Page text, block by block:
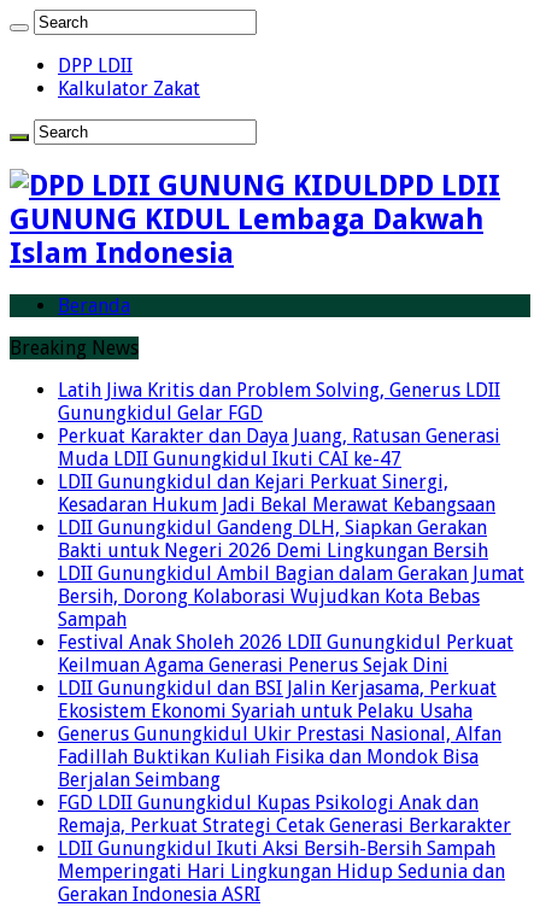
DPP LDII
Kalkulator Zakat
DPD LDII
GUNUNG KIDUL Lembaga Dakwah
Islam Indonesia
Beranda
Breaking News
Latih Jiwa Kritis dan Problem Solving, Generus LDII
Gunungkidul Gelar FGD
Perkuat Karakter dan Daya Juang, Ratusan Generasi
Muda LDII Gunungkidul Ikuti CAI ke-47
LDII Gunungkidul dan Kejari Perkuat Sinergi,
Kesadaran Hukum Jadi Bekal Merawat Kebangsaan
LDII Gunungkidul Gandeng DLH, Siapkan Gerakan
Bakti untuk Negeri 2026 Demi Lingkungan Bersih
LDII Gunungkidul Ambil Bagian dalam Gerakan Jumat
Bersih, Dorong Kolaborasi Wujudkan Kota Bebas
Sampah
Festival Anak Sholeh 2026 LDII Gunungkidul Perkuat
Keilmuan Agama Generasi Penerus Sejak Dini
LDII Gunungkidul dan BSI Jalin Kerjasama, Perkuat
Ekosistem Ekonomi Syariah untuk Pelaku Usaha
Generus Gunungkidul Ukir Prestasi Nasional, Alfan
Fadillah Buktikan Kuliah Fisika dan Mondok Bisa
Berjalan Seimbang
FGD LDII Gunungkidul Kupas Psikologi Anak dan
Remaja, Perkuat Strategi Cetak Generasi Berkarakter
LDII Gunungkidul Ikuti Aksi Bersih-Bersih Sampah
Memperingati Hari Lingkungan Hidup Sedunia dan
Gerakan Indonesia ASRI